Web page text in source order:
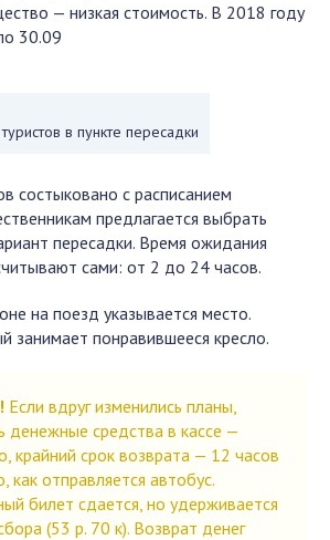
— низкая стоимость. В 2018 году
30.09
в пункте пересадки
состыковано с расписанием
предлагается выбрать
пересадки. Время ожидания
сами: от 2 до 24 часов.
на поезд указывается место.
занимает понравившееся кресло.
! Если вдруг изменились планы,
денежные средства в кассе —
крайний срок возврата — 12 часов
как отправляется автобус.
билет сдается, но удерживается
(53 р. 70 к). Возврат денег